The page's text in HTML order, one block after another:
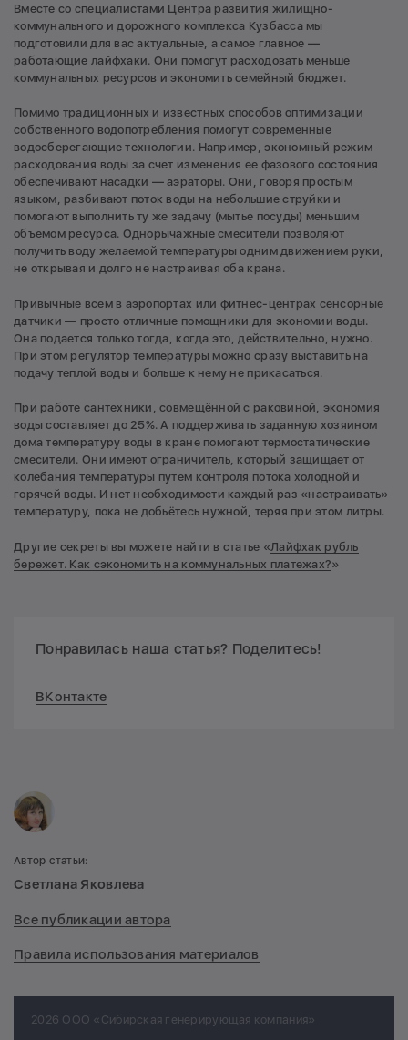
Вместе со специалистами Центра развития жилищно-
коммунального и дорожного комплекса Кузбасса мы
подготовили для вас актуальные, а самое главное —
работающие лайфхаки. Они помогут расходовать меньше
коммунальных ресурсов и экономить семейный бюджет.
Помимо традиционных и известных способов оптимизации
собственного водопотребления помогут современные
водосберегающие технологии. Например, экономный режим
расходования воды за счет изменения ее фазового состояния
обеспечивают насадки — аэраторы. Они, говоря простым
языком, разбивают поток воды на небольшие струйки и
помогают выполнить ту же задачу (мытье посуды) меньшим
объемом ресурса. Однорычажные смесители позволяют
получить воду желаемой температуры одним движением руки,
не открывая и долго не настраивая оба крана.
Привычные всем в аэропортах или фитнес-центрах сенсорные
датчики — просто отличные помощники для экономии воды.
Она подается только тогда, когда это, действительно, нужно.
При этом регулятор температуры можно сразу выставить на
подачу теплой воды и больше к нему не прикасаться.
При работе сантехники, совмещённой с раковиной, экономия
воды составляет до 25%. А поддерживать заданную хозяином
дома температуру воды в кране помогают термостатические
смесители. Они имеют ограничитель, который защищает от
колебания температуры путем контроля потока холодной и
горячей воды. И нет необходимости каждый раз «настраивать»
температуру, пока не добьётесь нужной, теряя при этом литры.
Другие секреты вы можете найти в статье «Лайфхак рубль
бережет. Как сэкономить на коммунальных платежах?»
Понравилась наша статья? Поделитесь!
ВКонтакте
Автор статьи:
Светлана Яковлева
Все публикации автора
Правила использования материалов
2026 ООО «Сибирская генерирующая компания»